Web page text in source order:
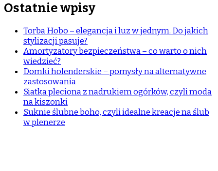
Ostatnie wpisy
Torba Hobo – elegancja i luz w jednym. Do jakich
stylizacji pasuje?
Amortyzatory bezpieczeństwa – co warto o nich
wiedzieć?
Domki holenderskie – pomysły na alternatywne
zastosowania
Siatka pleciona z nadrukiem ogórków, czyli moda
na kiszonki
Suknie ślubne boho, czyli idealne kreacje na ślub
w plenerze